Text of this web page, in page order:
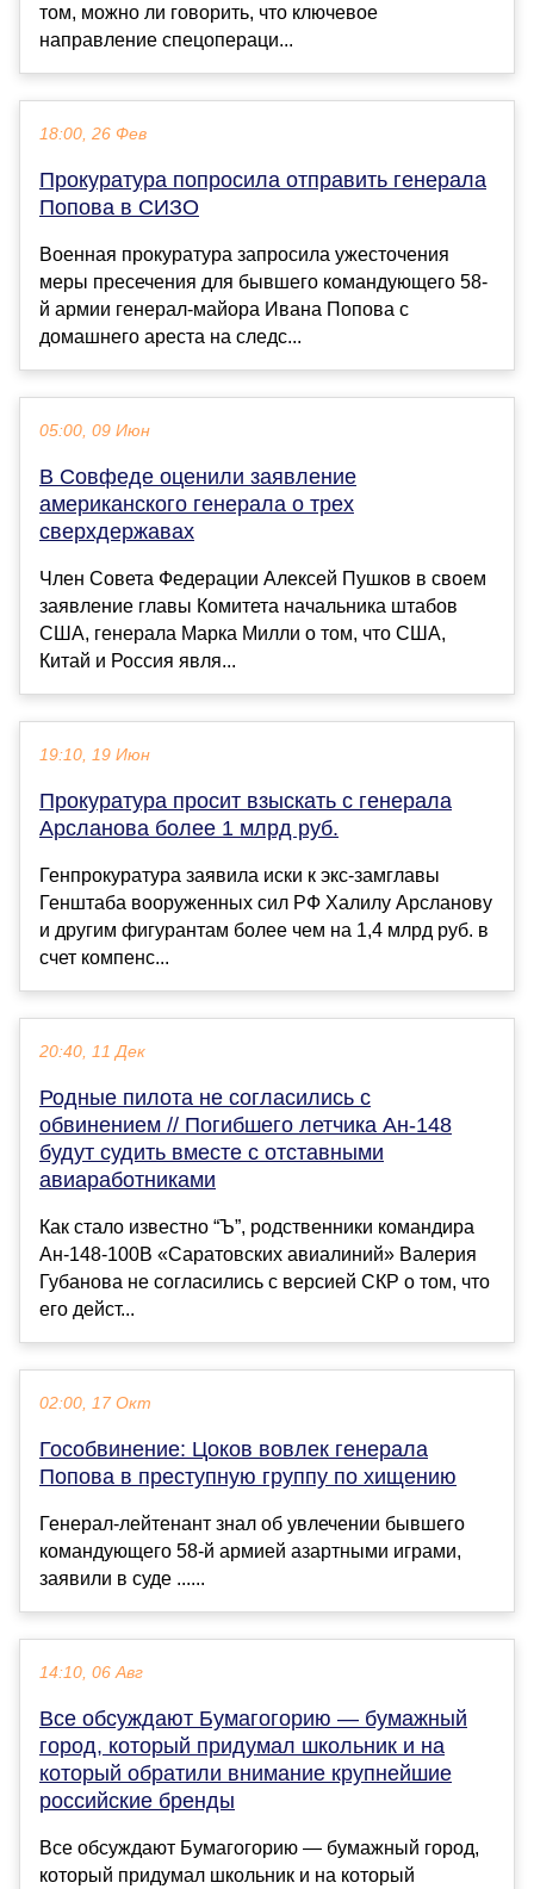
том, можно ли говорить, что ключевое
направление спецопераци...
18:00, 26 Фев
Прокуратура попросила отправить генерала
Попова в СИЗО
Военная прокуратура запросила ужесточения
меры пресечения для бывшего командующего 58-
й армии генерал-майора Ивана Попова с
домашнего ареста на следс...
05:00, 09 Июн
В Совфеде оценили заявление
американского генерала о трех
сверхдержавах
Член Совета Федерации Алексей Пушков в своем
заявление главы Комитета начальника штабов
США, генерала Марка Милли о том, что США,
Китай и Россия явля...
19:10, 19 Июн
Прокуратура просит взыскать с генерала
Арсланова более 1 млрд руб.
Генпрокуратура заявила иски к экс-замглавы
Генштаба вооруженных сил РФ Халилу Арсланову
и другим фигурантам более чем на 1,4 млрд руб. в
счет компенс...
20:40, 11 Дек
Родные пилота не согласились с
обвинением // Погибшего летчика Ан-148
будут судить вместе с отставными
авиаработниками
Как стало известно “Ъ”, родственники командира
Ан-148-100В «Саратовских авиалиний» Валерия
Губанова не согласились с версией СКР о том, что
его дейст...
02:00, 17 Окт
Гособвинение: Цоков вовлек генерала
Попова в преступную группу по хищению
Генерал-лейтенант знал об увлечении бывшего
командующего 58-й армией азартными играми,
заявили в суде ......
14:10, 06 Авг
Все обсуждают Бумагогорию — бумажный
город, который придумал школьник и на
который обратили внимание крупнейшие
российские бренды
Все обсуждают Бумагогорию — бумажный город,
который придумал школьник и на который